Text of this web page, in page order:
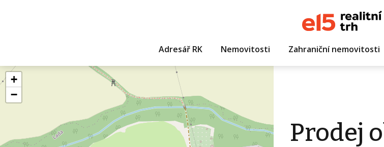
Adresář RK Nemovitosti Zahraniční nemovitosti
+
−
Prodej